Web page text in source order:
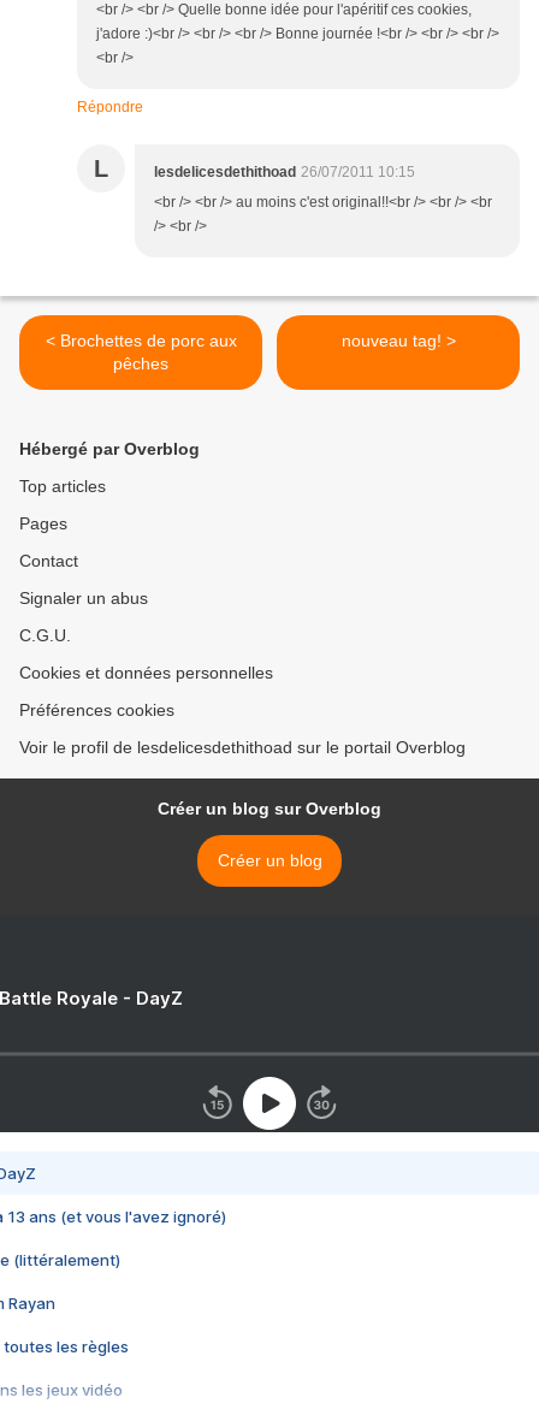
<br /> <br /> Quelle bonne idée pour l'apéritif ces cookies,
j'adore :)<br /> <br /> <br /> Bonne journée !<br /> <br /> <br />
<br />
Répondre
L lesdelicesdethithoad 26/07/2011 10:15
<br /> <br /> au moins c'est original!!<br /> <br /> <br
/> <br />
< Brochettes de porc aux
pêches
nouveau tag! >
Hébergé par Overblog
Top articles
Pages
Contact
Signaler un abus
C.G.U.
Cookies et données personnelles
Préférences cookies
Voir le profil de lesdelicesdethithoad sur le portail Overblog
Créer un blog sur Overblog
Créer un blog
Royale - DayZ
13 ans (et vous l'avez ignoré)
(littéralement)
Rayan
toutes les règles
les jeux vidéo